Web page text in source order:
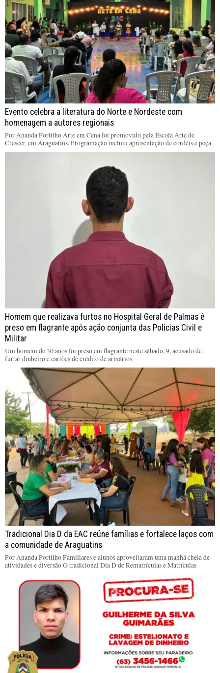
Evento celebra a literatura do Norte e Nordeste com
homenagem a autores regionais
Por Ananda Portilho Arte em Cena foi promovido pela Escola Arte de
Crescer, em Araguatins. Programação incluiu apresentação de cordéis e peça
Homem que realizava furtos no Hospital Geral de Palmas é
preso em flagrante após ação conjunta das Polícias Civil e
Militar
Um homem de 30 anos foi preso em flagrante neste sábado, 9, acusado de
furtar dinheiro e cartões de crédito de armários
Tradicional Dia D da EAC reúne famílias e fortalece laços com
a comunidade de Araguatins
Por Ananda Portilho Familiares e alunos aproveitaram uma manhã cheia de
atividades e diversão O tradicional Dia D de Rematrículas e Matrículas